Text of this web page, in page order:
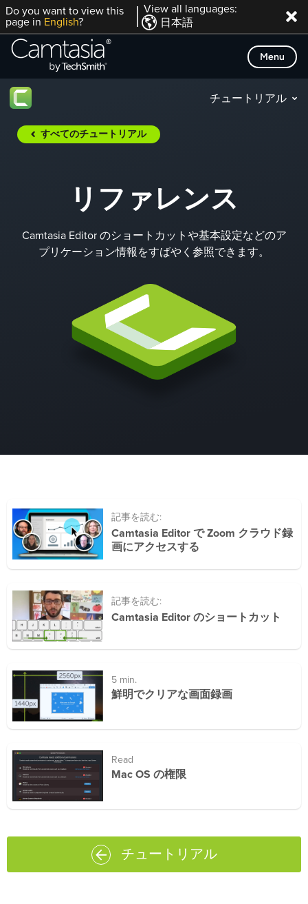
Skip
to
content
Do you want to view this
page in English?
View all languages:
日本語
Menu
チュートリアル
すべてのチュートリアル
リファレンス
Camtasia Editor のショートカットや基本設定などのア
プリケーション情報をすばやく参照できます。
記事を読む:
Camtasia Editor で Zoom クラウド録
画にアクセスする
記事を読む:
Camtasia Editor のショートカット
5 min.
鮮明でクリアな画面録画
Read
Mac OS の権限
チュートリアル